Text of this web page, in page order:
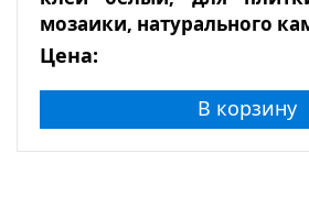
мозаики, натурального
Цена:
В корзину